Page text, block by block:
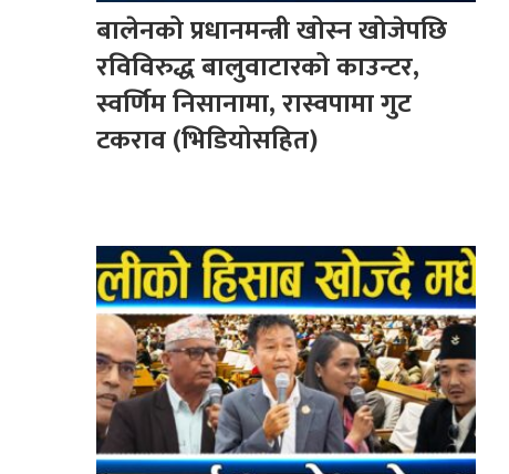
बालेनको प्रधानमन्त्री खोस्न खोजेपछि
रविविरुद्ध बालुवाटारको काउन्टर,
स्वर्णिम निसानामा, रास्वपामा गुट
टकराव (भिडियोसहित)